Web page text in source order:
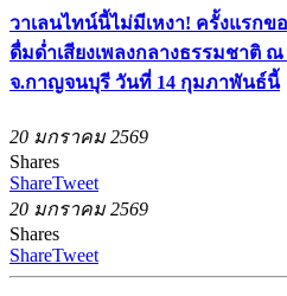
วาเลนไทน์นี้ไม่มีเหงา! ครั้งแรกข
ดื่มด่ำเสียงเพลงกลางธรรมชาติ
จ.กาญจนบุรี วันที่ 14 กุมภาพันธ์นี้
20 มกราคม 2569
Shares
ShareTweet
20 มกราคม 2569
Shares
ShareTweet